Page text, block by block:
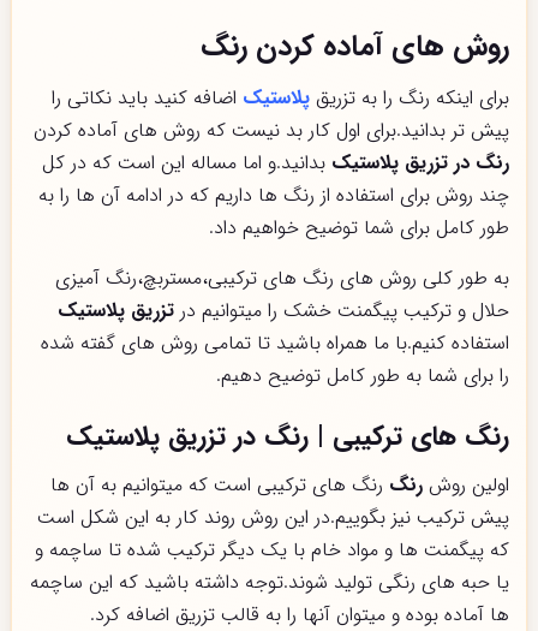
روش های آماده کردن رنگ
برای اینکه رنگ را به تزریق پلاستیک اضافه کنید باید نکاتی را
پیش تر بدانید.برای اول کار بد نیست که روش های آماده کردن
رنگ در تزریق پلاستیک بدانید.و اما مساله این است که در کل
چند روش برای استفاده از رنگ ها داریم که در ادامه آن ها را به
طور کامل برای شما توضیح خواهیم داد.
به طور کلی روش های رنگ های ترکیبی،مستربچ،رنگ آمیزی
حلال و ترکیب پیگمنت خشک را میتوانیم در تزریق پلاستیک
استفاده کنیم.با ما همراه باشید تا تمامی روش های گفته شده
را برای شما به طور کامل توضیح دهیم.
رنگ های ترکیبی | رنگ در تزریق پلاستیک
اولین روش رنگ رنگ های ترکیبی است که میتوانیم به آن ها
پیش ترکیب نیز بگوییم.در این روش روند کار به این شکل است
که پیگمنت ها و مواد خام با یک دیگر ترکیب شده تا ساچمه و
یا حبه های رنگی تولید شوند.توجه داشته باشید که این ساچمه
ها آماده بوده و میتوان آنها را به قالب تزریق اضافه کرد.